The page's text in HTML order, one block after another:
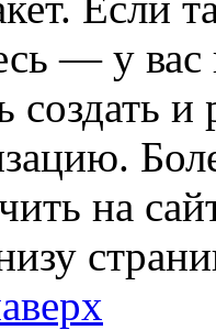
— у вас
создать
на